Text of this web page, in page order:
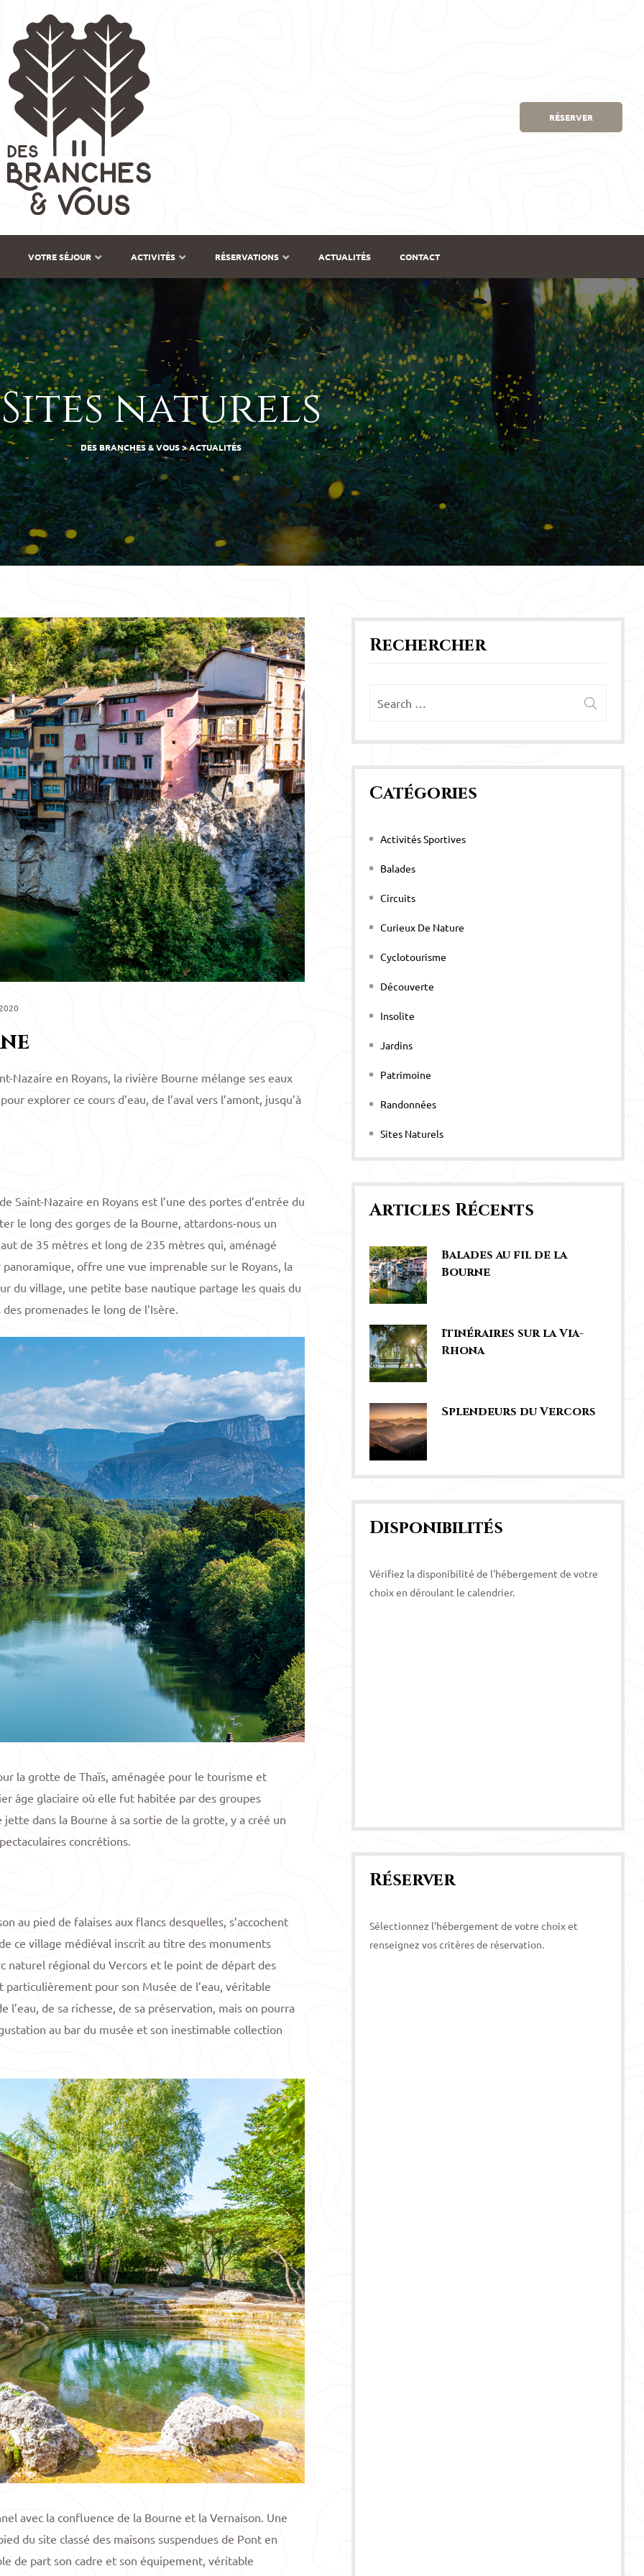
RÉSERVER
VOTRE SÉJOUR ACTIVITÉS RÉSERVATIONS ACTUALITÉS CONTACT
Sites naturels
DES BRANCHES & VOUS>ACTUALITÉS
Nazaire en Royans, la rivière Bourne mélange ses eaux
explorer ce cours d’eau, de l’aval vers l’amont, jusqu’à
Saint-Nazaire en Royans est l’une des portes d’entrée du
le long des gorges de la Bourne, attardons-nous un
de 35 mètres et long de 235 mètres qui, aménagé
offre une vue imprenable sur le Royans, la
du village, une petite base nautique partage les quais du
promenades le long de l’Isère.
la grotte de Thaïs, aménagée pour le tourisme et
âge glaciaire où elle fut habitée par des groupes
dans la Bourne à sa sortie de la grotte, y a créé un
concrétions.
au pied de falaises aux flancs desquelles, s’accochent
ce village médiéval inscrit au titre des monuments
naturel régional du Vercors et le point de départ des
pour son Musée de l’eau, véritable
de sa richesse, de sa préservation, mais on pourra
au bar du musée et son inestimable collection
avec la confluence de la Bourne et la Vernaison. Une
du site classé des maisons suspendues de Pont en
de part son cadre et son équipement, véritable
Rechercher
Catégories
Activités Sportives
Balades
Circuits
Curieux De Nature
Cyclotourisme
Découverte
Insolite
Jardins
Patrimoine
Randonnées
Sites Naturels
Articles Récents
Balades au fil de la
Bourne
Itinéraires sur la Via-
Rhona
Splendeurs du Vercors
Disponibilités
Vérifiez la disponibilité de l'hébergement de votre
choix en déroulant le calendrier.
Réserver
Sélectionnez l'hébergement de votre choix et
renseignez vos critères de réservation.